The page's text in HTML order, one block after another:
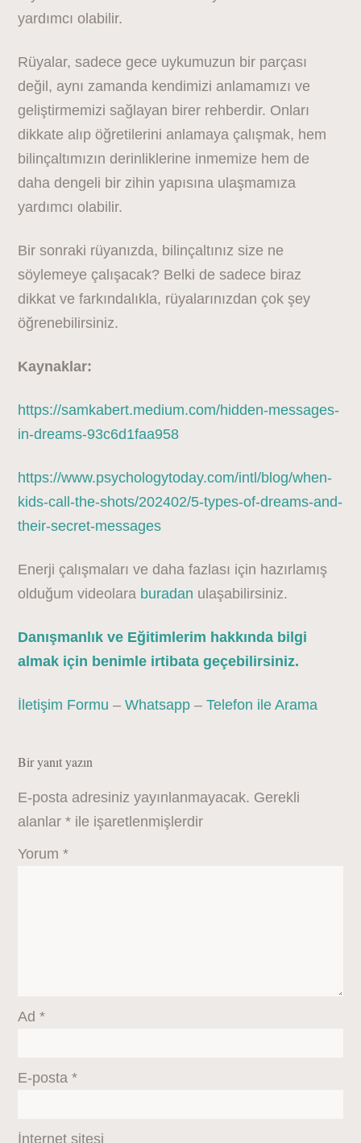
yardımcı olabilir.
Rüyalar, sadece gece uykumuzun bir parçası
değil, aynı zamanda kendimizi anlamamızı ve
geliştirmemizi sağlayan birer rehberdir. Onları
dikkate alıp öğretilerini anlamaya çalışmak, hem
bilinçaltımızın derinliklerine inmemize hem de
daha dengeli bir zihin yapısına ulaşmamıza
yardımcı olabilir.
Bir sonraki rüyanızda, bilinçaltınız size ne
söylemeye çalışacak? Belki de sadece biraz
dikkat ve farkındalıkla, rüyalarınızdan çok şey
öğrenebilirsiniz.
Kaynaklar:
https://samkabert.medium.com/hidden-messages-
in-dreams-93c6d1faa958
https://www.psychologytoday.com/intl/blog/when-
kids-call-the-shots/202402/5-types-of-dreams-and-
their-secret-messages
Enerji çalışmaları ve daha fazlası için hazırlamış
olduğum videolara buradan ulaşabilirsiniz.
Danışmanlık ve Eğitimlerim hakkında bilgi
almak için benimle irtibata geçebilirsiniz.
İletişim Formu –Whatsapp –Telefon ile Arama
Bir yanıt yazın
E-posta adresiniz yayınlanmayacak. Gerekli
alanlar* ile işaretlenmişlerdir
Yorum*
Ad*
E-posta*
İnternet sitesi